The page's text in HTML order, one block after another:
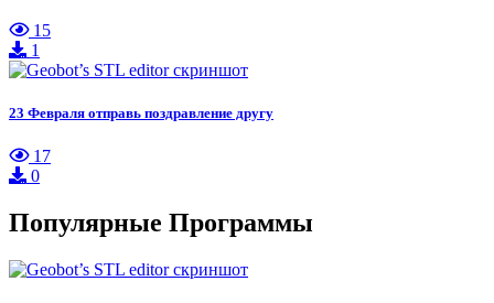
15
1
23 Февраля отправь поздравление другу
17
0
Популярные Программы